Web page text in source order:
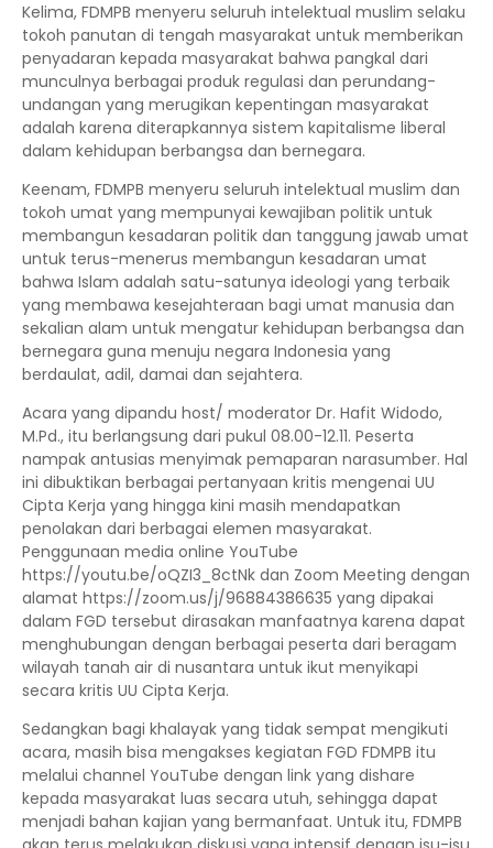
Kelima, FDMPB menyeru seluruh intelektual muslim selaku
tokoh panutan di tengah masyarakat untuk memberikan
penyadaran kepada masyarakat bahwa pangkal dari
munculnya berbagai produk regulasi dan perundang-
undangan yang merugikan kepentingan masyarakat
adalah karena diterapkannya sistem kapitalisme liberal
dalam kehidupan berbangsa dan bernegara.
Keenam, FDMPB menyeru seluruh intelektual muslim dan
tokoh umat yang mempunyai kewajiban politik untuk
membangun kesadaran politik dan tanggung jawab umat
untuk terus-menerus membangun kesadaran umat
bahwa Islam adalah satu-satunya ideologi yang terbaik
yang membawa kesejahteraan bagi umat manusia dan
sekalian alam untuk mengatur kehidupan berbangsa dan
bernegara guna menuju negara Indonesia yang
berdaulat, adil, damai dan sejahtera.
Acara yang dipandu host/ moderator Dr. Hafit Widodo,
M.Pd., itu berlangsung dari pukul 08.00-12.11. Peserta
nampak antusias menyimak pemaparan narasumber. Hal
ini dibuktikan berbagai pertanyaan kritis mengenai UU
Cipta Kerja yang hingga kini masih mendapatkan
penolakan dari berbagai elemen masyarakat.
Penggunaan media online YouTube
https://youtu.be/oQZI3_8ctNk dan Zoom Meeting dengan
alamat https://zoom.us/j/96884386635 yang dipakai
dalam FGD tersebut dirasakan manfaatnya karena dapat
menghubungan dengan berbagai peserta dari beragam
wilayah tanah air di nusantara untuk ikut menyikapi
secara kritis UU Cipta Kerja.
Sedangkan bagi khalayak yang tidak sempat mengikuti
acara, masih bisa mengakses kegiatan FGD FDMPB itu
melalui channel YouTube dengan link yang dishare
kepada masyarakat luas secara utuh, sehingga dapat
menjadi bahan kajian yang bermanfaat. Untuk itu, FDMPB